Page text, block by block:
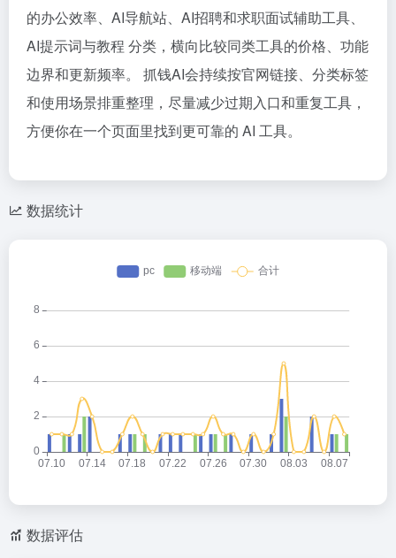
的办公效率、AI导航站、AI招聘和求职面试辅助工具、
AI提示词与教程 分类，横向比较同类工具的价格、功能
边界和更新频率。 抓钱AI会持续按官网链接、分类标签
和使用场景排重整理，尽量减少过期入口和重复工具，
方便你在一个页面里找到更可靠的 AI 工具。
数据统计
数据评估